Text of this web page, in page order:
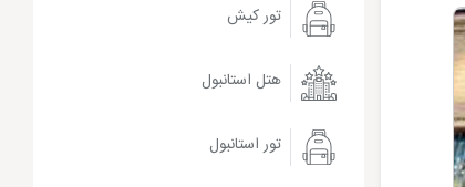
تور کیش
هتل استانبول
تور استانبول